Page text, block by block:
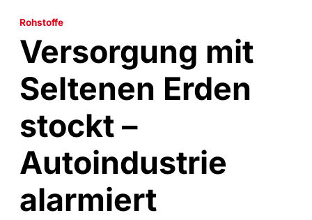
Rohstoffe
Versorgung mit
Seltenen Erden
stockt –
Autoindustrie
alarmiert